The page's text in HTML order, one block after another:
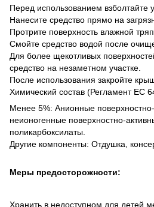
Перед использованием взболтайте
Нанесите средство прямо на
Протрите поверхность влажной
Смойте средство водой после
Для более щекотливых
средство на незаметном участке.
После использования закройте
Химический состав (Регламент ЕС
Менее 5%: Анионные
неионогенные поверхностно-
поликарбоксилаты.
Другие компоненты: Отдушка,
Меры предосторожности:
Хранить в недоступном для детей